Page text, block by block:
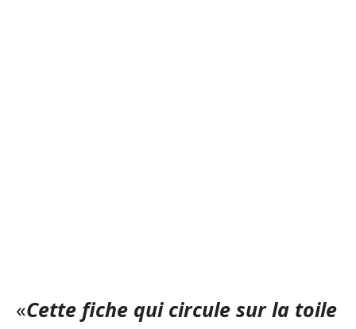
«Cette fiche qui circule sur la toile